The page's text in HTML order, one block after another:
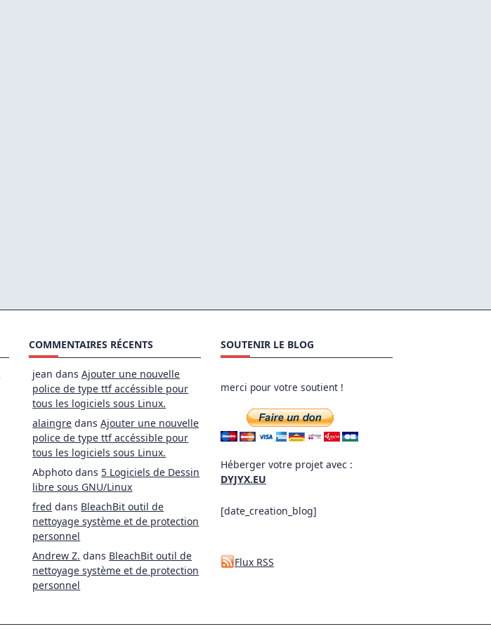
COMMENTAIRES RÉCENTS
jean dansAjouter une nouvelle
police de type ttf accéssible pour
tous les logiciels sous Linux.
alaingre dansAjouter une nouvelle
police de type ttf accéssible pour
tous les logiciels sous Linux.
Abphoto dans 5 Logiciels de Dessin
libre sous GNU/Linux
fred dans BleachBit outil de
nettoyage système et de protection
personnel
Andrew Z. dans BleachBit outil de
nettoyage système et de protection
personnel
SOUTENIR LE BLOG
merci pour votre soutient !
Héberger votre projet avec :
DYJYX.EU
[date_creation_blog]
Flux RSS